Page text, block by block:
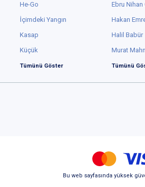
He-Go
İçimdeki Yangın
Kasap
Küçük
Tümünü Göster
Ebru Nihan
Hakan
Halil Babür
Murat
Tümünü
Bu web sayfasında yüksek